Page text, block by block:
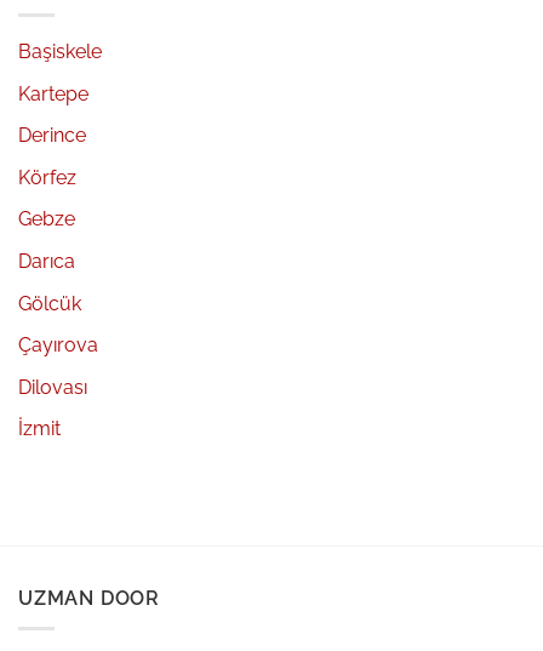
Başiskele
Kartepe
Derince
Körfez
Gebze
Darıca
Gölcük
Çayırova
Dilovası
İzmit
UZMAN DOOR